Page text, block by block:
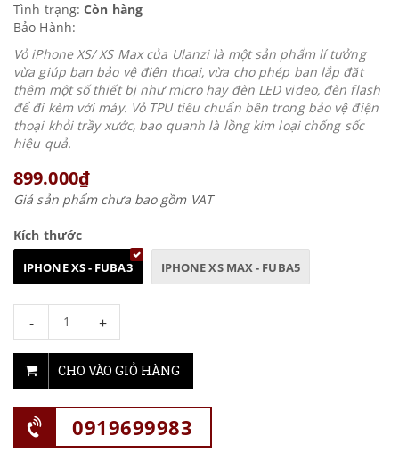
Tình trạng: Còn hàng
Bảo Hành:
Vỏ iPhone XS/ XS Max của Ulanzi là một sản phẩm lí tưởng
vừa giúp bạn bảo vệ điện thoại, vừa cho phép bạn lắp đặt
thêm một số thiết bị như micro hay đèn LED video, đèn flash
để đi kèm với máy. Vỏ TPU tiêu chuẩn bên trong bảo vệ điện
thoại khỏi trầy xước, bao quanh là lồng kim loại chống sốc
hiệu quả.
899.000₫
Giá sản phẩm chưa bao gồm VAT
Kích thước
IPHONE XS - FUBA3 IPHONE XS MAX - FUBA5
- +
CHO VÀO GIỎ HÀNG
0919699983